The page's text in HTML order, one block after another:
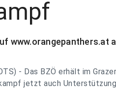
www.orangepanthers.at
- Das BZÖ erhält im Grazer
jetzt auch